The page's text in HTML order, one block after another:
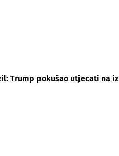
Trump pokušao utjecati na